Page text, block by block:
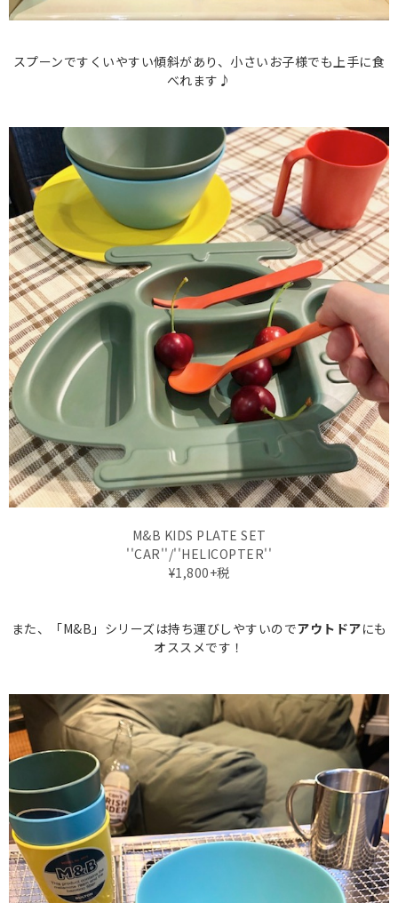
スプーンですくいやすい傾斜があり、小さいお子様でも上手に食
べれます♪
M&B KIDS PLATE SET
''CAR''/''HELICOPTER''
¥1,800+税
また、「M&B」シリーズは持ち運びしやすいのでアウトドアにも
オススメです！